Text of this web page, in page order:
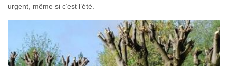
urgent, même si c’est l’été.